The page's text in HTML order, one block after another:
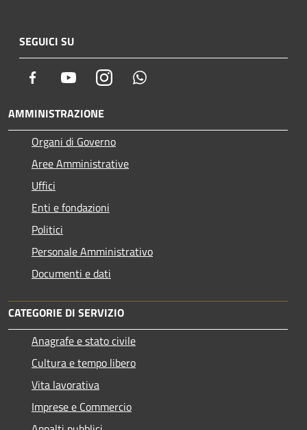
SEGUICI SU
Facebook YoutubeInstagram
AMMINISTRAZIONE
Organi di Governo
Aree Amministrative
Uffici
Enti e fondazioni
Politici
Personale Amministrativo
Documenti e dati
CATEGORIE DI SERVIZIO
Anagrafe e stato civile
Cultura e tempo libero
Vita lavorativa
Imprese e Commercio